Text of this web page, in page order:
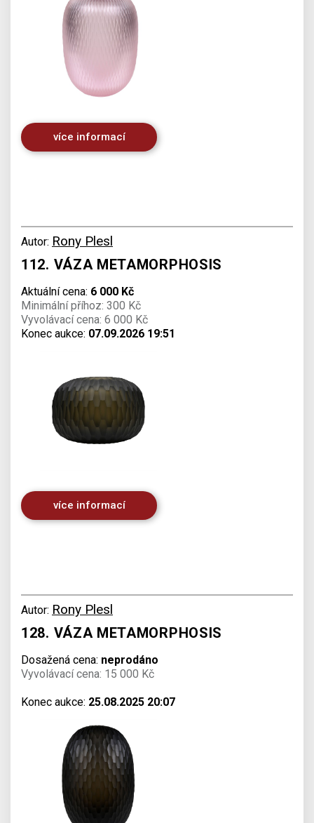
více informací
Autor: Rony Plesl
112. VÁZA METAMORPHOSIS
Aktuální cena: 6 000 Kč
Minimální příhoz: 300 Kč
Vyvolávací cena: 6 000 Kč
Konec aukce: 07.09.2026 19:51
více informací
Autor: Rony Plesl
128. VÁZA METAMORPHOSIS
Dosažená cena: neprodáno
Vyvolávací cena: 15 000 Kč
Konec aukce: 25.08.2025 20:07